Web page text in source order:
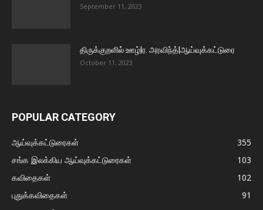
September 11, 2023
திருக்குறளில் ஊழ்|ர. அரவிந்த்|ஆய்வுக்கட்டுரை
October 11, 2023
POPULAR CATEGORY
ஆய்வுக்கட்டுரைகள்
355
சங்க இலக்கிய ஆய்வுக்கட்டுரைகள்
103
கவிதைகள்
102
புதுக்கவிதைகள்
91